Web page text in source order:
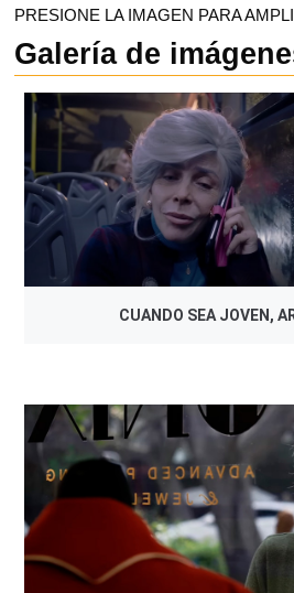
PRESIONE LA IMAGEN PARA
Galería de
CUANDO SEA JOVEN,